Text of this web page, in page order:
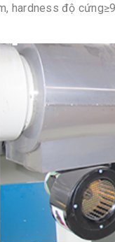
hardness độ